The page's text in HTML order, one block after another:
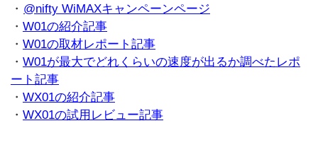
・ @nifty WiMAXキャンペーンページ
・ W01の紹介記事
・ W01の取材レポート記事
・ W01が最大でどれくらいの速度が出るか調べたレポ
ート記事
・ WX01の紹介記事
・ WX01の試用レビュー記事